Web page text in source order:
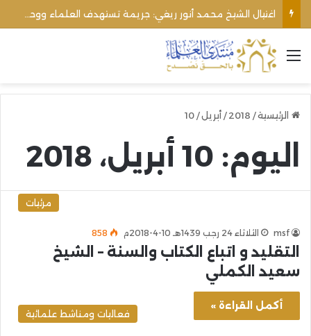
القائمة
الرئيسية/
2018
/ أبريل/
10
اليوم: 10 أبريل، 2018
مرئيات
msf الثلاثاء 24 رجب 1439هـ 10-4-2018م 858
التقليد و اتباع الكتاب والسنة – الشيخ
سعيد الكملي
أكمل القراءة »
فعاليات ومناشط علمائية